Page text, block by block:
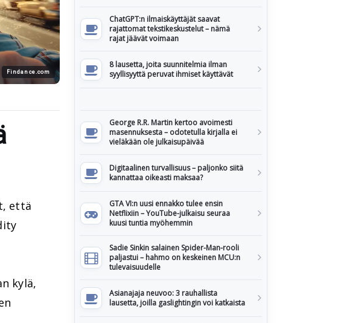
Findance.com
että
kylä,
ChatGPT:n ilmaiskäyttäjät saavat
rajattomat tekstikeskustelut – nämä
rajat jäävät voimaan
8 lausetta, joita suunnitelmia ilman
syyllisyyttä peruvat ihmiset käyttävät
George R.R. Martin kertoo avoimesti
masennuksesta – odotetulla kirjalla ei
vieläkään ole julkaisupäivää
Digitaalinen turvallisuus – paljonko siitä
kannattaa oikeasti maksaa?
GTA VI:n uusi ennakko tulee ensin
Netflixiin – YouTube-julkaisu seuraa
kuusi tuntia myöhemmin
Sadie Sinkin salainen Spider-Man-rooli
paljastui – hahmo on keskeinen MCU:n
tulevaisuudelle
Asianajaja neuvoo: 3 rauhallista
lausetta, joilla gaslightingin voi katkaista